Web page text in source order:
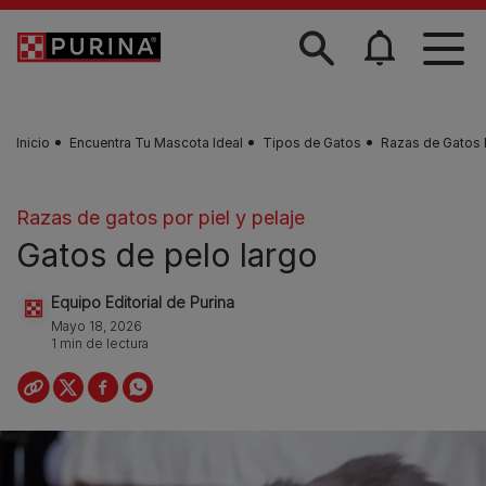
Skip to main content
Inicio Encuentra Tu Mascota Ideal Tipos de Gatos Razas de Gatos
Razas de gatos por piel y pelaje
Gatos de pelo largo
Equipo Editorial de Purina
Mayo 18, 2026
1 min de lectura